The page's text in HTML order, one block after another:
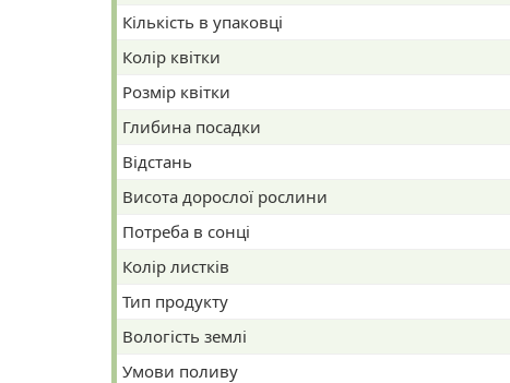
Кількість в упаковці
Колір квітки
Розмір квітки
Глибина посадки
Відстань
Висота дорослої рослини
Потреба в сонці
Колір листків
Тип продукту
Вологість землі
Умови поливу